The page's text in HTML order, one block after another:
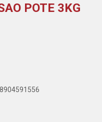
POTE 3KG